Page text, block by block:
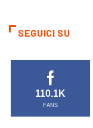
SEGUICI SU
110.1K
FANS